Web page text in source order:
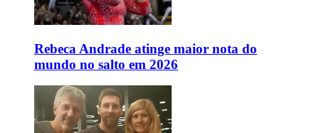
Rebeca Andrade atinge maior nota do
mundo no salto em 2026